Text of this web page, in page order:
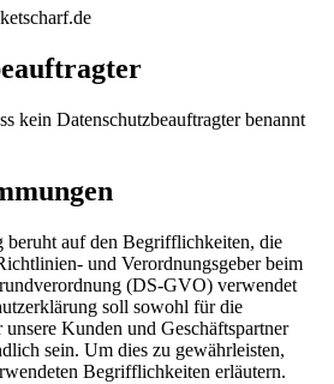
kein Datenschutzbeauftragter benannt
beruht auf den Begrifflichkeiten, die
und Verordnungsgeber beim
(DS-GVO) verwendet
soll sowohl für die
Kunden und Geschäftspartner
sein. Um dies zu gewährleisten,
Begrifflichkeiten erläutern.